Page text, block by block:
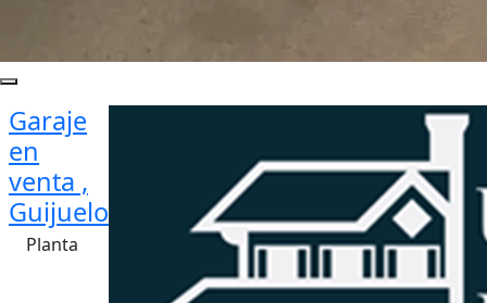
Garaje
en
venta ,
Guijuelo
Planta